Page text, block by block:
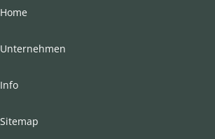
Home
Unternehmen
Info
Sitemap